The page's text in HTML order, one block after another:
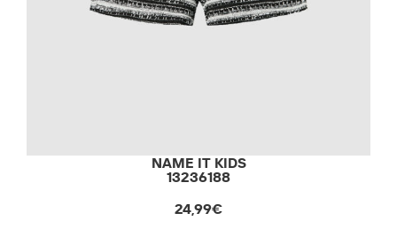
NAME IT KIDS
13236188
24,99€